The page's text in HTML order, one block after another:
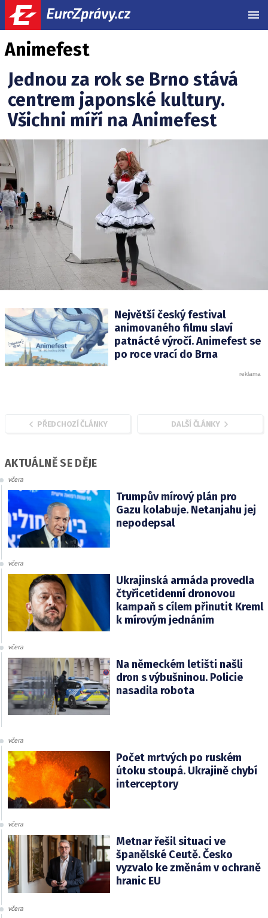
Animefest
Jednou za rok se Brno stává
centrem japonské kultury.
Všichni míří na Animefest
Největší český festival
animovaného filmu slaví
patnácté výročí. Animefest se
po roce vrací do Brna
PŘEDCHOZÍ ČLÁNKY DALŠÍ ČLÁNKY
AKTUÁLNĚ SE DĚJE
včera
Trumpův mírový plán pro
Gazu kolabuje. Netanjahu jej
nepodepsal
včera
Ukrajinská armáda provedla
čtyřicetidenní dronovou
kampaň s cílem přinutit Kreml
k mírovým jednáním
včera
Na německém letišti našli
dron s výbušninou. Policie
nasadila robota
včera
Počet mrtvých po ruském
útoku stoupá. Ukrajině chybí
interceptory
včera
Metnar řešil situaci ve
španělské Ceutě. Česko
vyzvalo ke změnám v ochraně
hranic EU
včera